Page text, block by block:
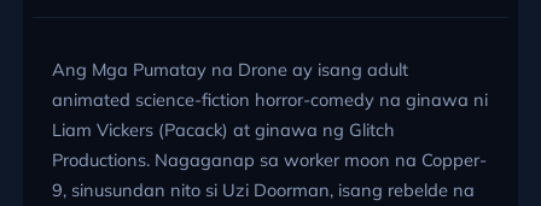
Ang Mga Pumatay na Drone ay isang adult
animated science-fiction horror-comedy na ginawa ni
Liam Vickers (Pacack) at ginawa ng Glitch
Productions. Nagaganap sa worker moon na Copper-
9, sinusundan nito si Uzi Doorman, isang rebelde na